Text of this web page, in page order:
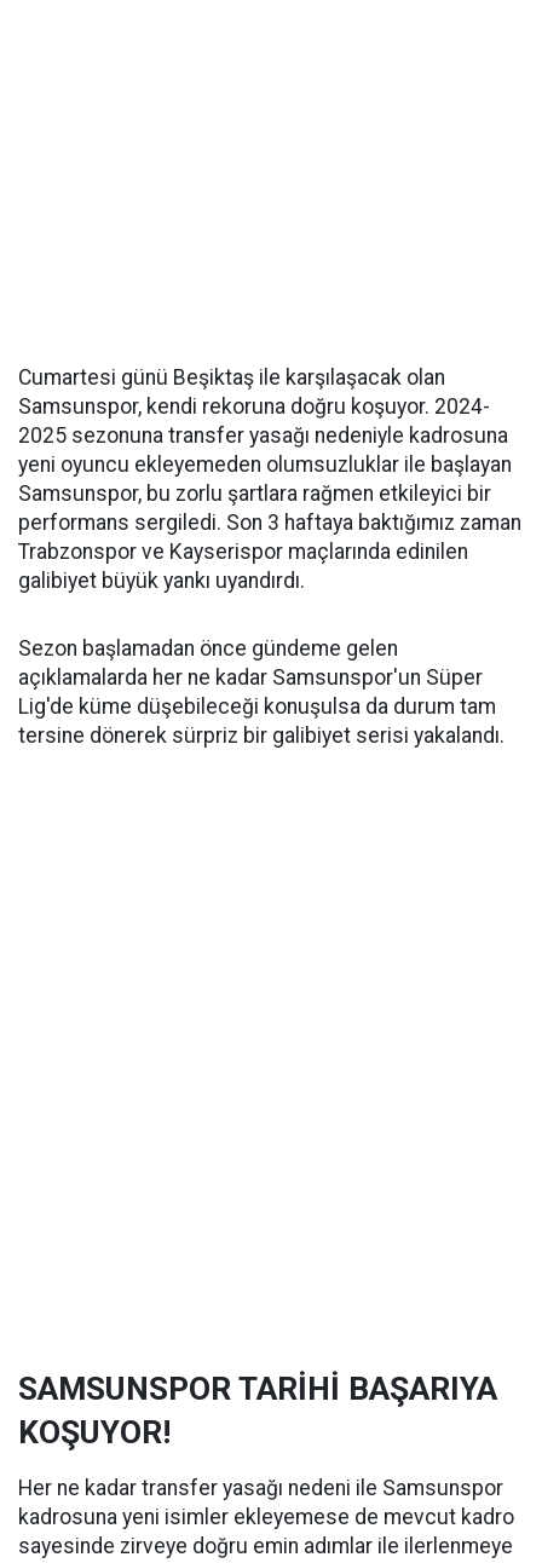
Cumartesi günü Beşiktaş ile karşılaşacak olan
Samsunspor, kendi rekoruna doğru koşuyor. 2024-
2025 sezonuna transfer yasağı nedeniyle kadrosuna
yeni oyuncu ekleyemeden olumsuzluklar ile başlayan
Samsunspor, bu zorlu şartlara rağmen etkileyici bir
performans sergiledi. Son 3 haftaya baktığımız zaman
Trabzonspor ve Kayserispor maçlarında edinilen
galibiyet büyük yankı uyandırdı.
Sezon başlamadan önce gündeme gelen
açıklamalarda her ne kadar Samsunspor'un Süper
Lig'de küme düşebileceği konuşulsa da durum tam
tersine dönerek sürpriz bir galibiyet serisi yakalandı.
SAMSUNSPOR TARİHİ BAŞARIYA
KOŞUYOR!
Her ne kadar transfer yasağı nedeni ile Samsunspor
kadrosuna yeni isimler ekleyemese de mevcut kadro
sayesinde zirveye doğru emin adımlar ile ilerlenmeye